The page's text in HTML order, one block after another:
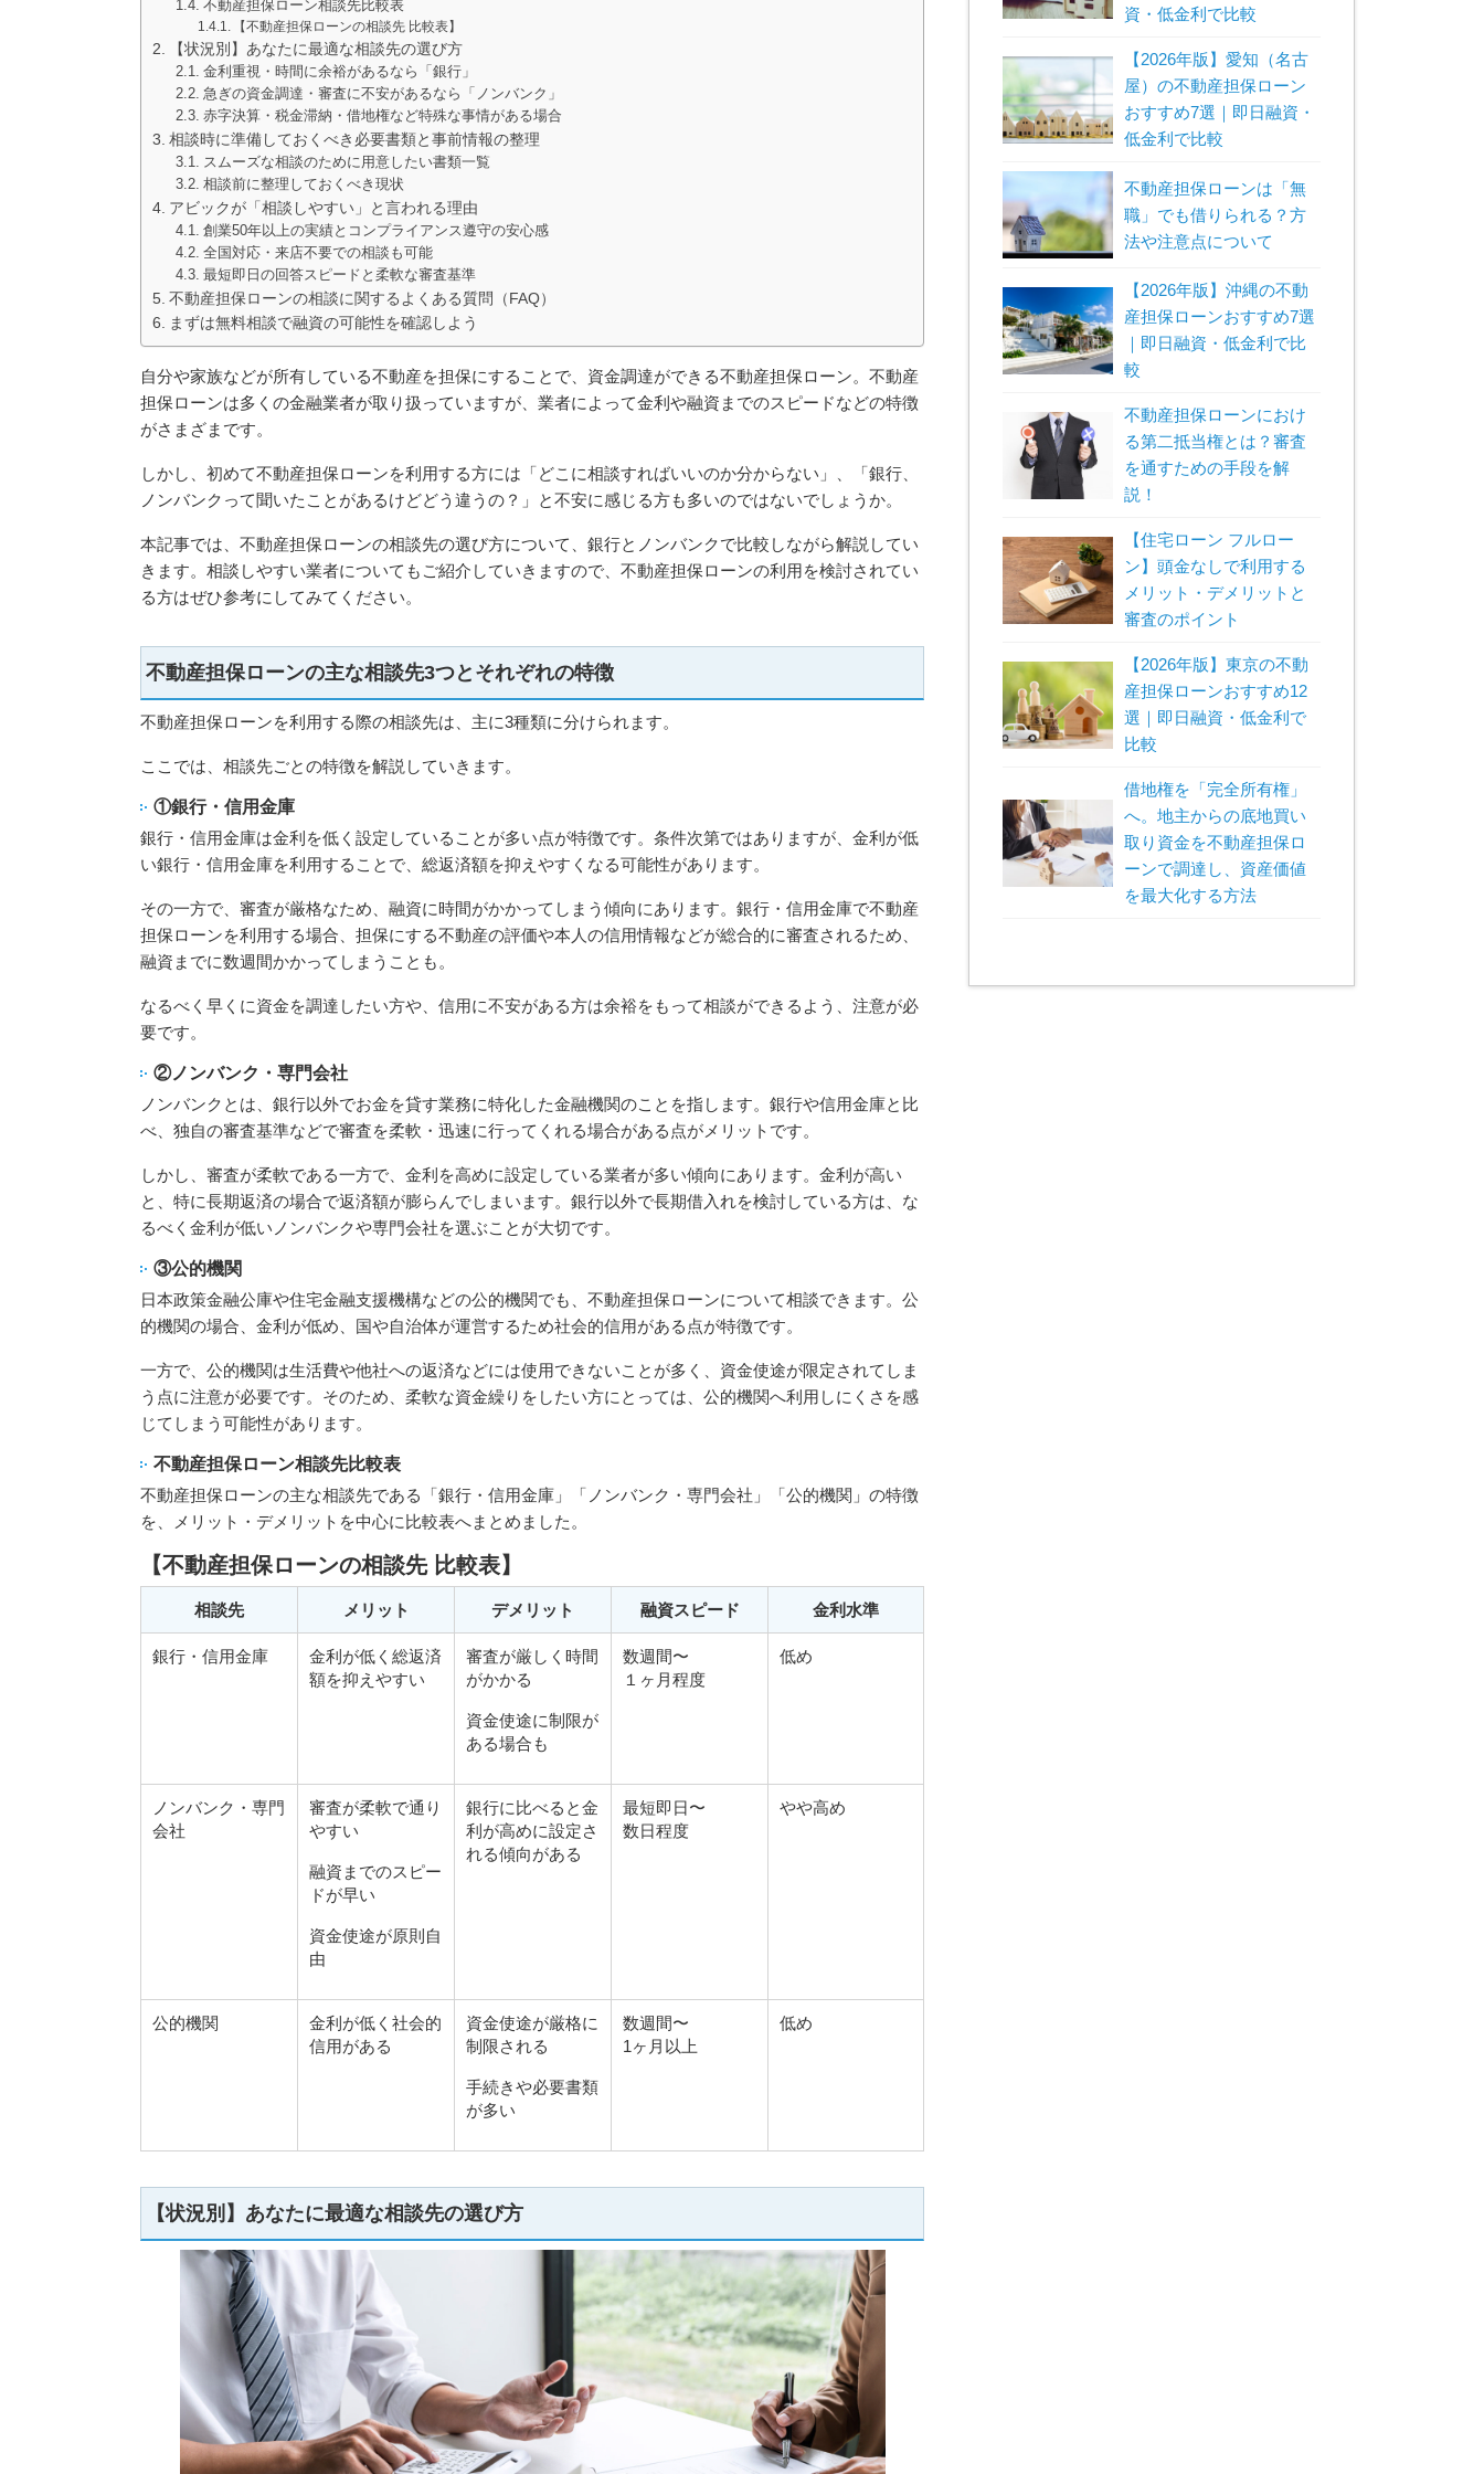
不動産担保ローン相談先比較表
【不動産担保ローンの相談先 比較表】
【状況別】あなたに最適な相談先の選び方
金利重視・時間に余裕があるなら「銀行」
急ぎの資金調達・審査に不安があるなら「ノンバンク」
赤字決算・税金滞納・借地権など特殊な事情がある場合
相談時に準備しておくべき必要書類と事前情報の整理
スムーズな相談のために用意したい書類一覧
相談前に整理しておくべき現状
アビックが「相談しやすい」と言われる理由
創業50年以上の実績とコンプライアンス遵守の安心感
全国対応・来店不要での相談も可能
最短即日の回答スピードと柔軟な審査基準
不動産担保ローンの相談に関するよくある質問（FAQ）
まずは無料相談で融資の可能性を確認しよう
自分や家族などが所有している不動産を担保にすることで、資金調達ができる不動産担保ローン。不動産
担保ローンは多くの金融業者が取り扱っていますが、業者によって金利や融資までのスピードなどの特徴
がさまざまです。
しかし、初めて不動産担保ローンを利用する方には「どこに相談すればいいのか分からない」、「銀行、
ノンバンクって聞いたことがあるけどどう違うの？」と不安に感じる方も多いのではないでしょうか。
本記事では、不動産担保ローンの相談先の選び方について、銀行とノンバンクで比較しながら解説してい
きます。相談しやすい業者についてもご紹介していきますので、不動産担保ローンの利用を検討されてい
る方はぜひ参考にしてみてください。
不動産担保ローンの主な相談先3つとそれぞれの特徴
不動産担保ローンを利用する際の相談先は、主に3種類に分けられます。
ここでは、相談先ごとの特徴を解説していきます。
①銀行・信用金庫
銀行・信用金庫は金利を低く設定していることが多い点が特徴です。条件次第ではありますが、金利が低
い銀行・信用金庫を利用することで、総返済額を抑えやすくなる可能性があります。
その一方で、審査が厳格なため、融資に時間がかかってしまう傾向にあります。銀行・信用金庫で不動産
担保ローンを利用する場合、担保にする不動産の評価や本人の信用情報などが総合的に審査されるため、
融資までに数週間かかってしまうことも。
なるべく早くに資金を調達したい方や、信用に不安がある方は余裕をもって相談ができるよう、注意が必
要です。
②ノンバンク・専門会社
ノンバンクとは、銀行以外でお金を貸す業務に特化した金融機関のことを指します。銀行や信用金庫と比
べ、独自の審査基準などで審査を柔軟・迅速に行ってくれる場合がある点がメリットです。
しかし、審査が柔軟である一方で、金利を高めに設定している業者が多い傾向にあります。金利が高い
と、特に長期返済の場合で返済額が膨らんでしまいます。銀行以外で長期借入れを検討している方は、な
るべく金利が低いノンバンクや専門会社を選ぶことが大切です。
③公的機関
日本政策金融公庫や住宅金融支援機構などの公的機関でも、不動産担保ローンについて相談できます。公
的機関の場合、金利が低め、国や自治体が運営するため社会的信用がある点が特徴です。
一方で、公的機関は生活費や他社への返済などには使用できないことが多く、資金使途が限定されてしま
う点に注意が必要です。そのため、柔軟な資金繰りをしたい方にとっては、公的機関へ利用しにくさを感
じてしまう可能性があります。
不動産担保ローン相談先比較表
不動産担保ローンの主な相談先である「銀行・信用金庫」「ノンバンク・専門会社」「公的機関」の特徴
を、メリット・デメリットを中心に比較表へまとめました。
【不動産担保ローンの相談先 比較表】
相談先 メリット デメリット 融資スピード 金利水準
銀行・信用金庫
金利が低く総返済
額を抑えやすい
審査が厳しく時間
がかかる
資金使途に制限が
ある場合も
数週間〜
１ヶ月程度
低め
ノンバンク・専門
会社
審査が柔軟で通り
やすい
融資までのスピー
ドが早い
資金使途が原則自
由
銀行に比べると金
利が高めに設定さ
れる傾向がある
最短即日〜
数日程度
やや高め
公的機関
金利が低く社会的
信用がある
資金使途が厳格に
制限される
手続きや必要書類
が多い
数週間〜
1ヶ月以上
低め
【状況別】あなたに最適な相談先の選び方
資・低金利で比較
【2026年版】愛知（名古
屋）の不動産担保ローン
おすすめ7選｜即日融資・
低金利で比較
不動産担保ローンは「無
職」でも借りられる？方
法や注意点について
【2026年版】沖縄の不動
産担保ローンおすすめ7選
｜即日融資・低金利で比
較
不動産担保ローンにおけ
る第二抵当権とは？審査
を通すための手段を解
説！
【住宅ローン フルロー
ン】頭金なしで利用する
メリット・デメリットと
審査のポイント
【2026年版】東京の不動
産担保ローンおすすめ12
選｜即日融資・低金利で
比較
借地権を「完全所有権」
へ。地主からの底地買い
取り資金を不動産担保ロ
ーンで調達し、資産価値
を最大化する方法